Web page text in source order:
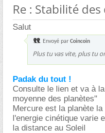
Re : Stabilité
Salut
Envoyé par Coincoin
Plus tu vas vite, plus tu
Padak du tout !
Consulte le lien et va à
moyenne des planètes"
Mercure est la planète
l'energie cinétique varie
la distance au Soleil